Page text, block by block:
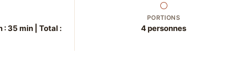
: 35 min | Total :
⚪
PORTIONS
4 personnes